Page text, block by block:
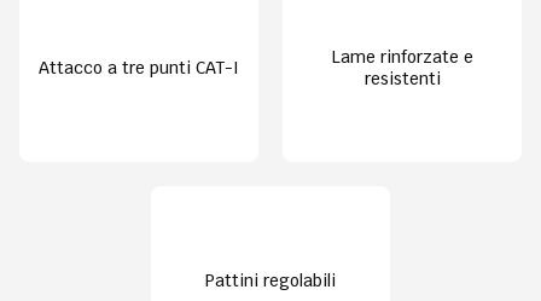
Attacco a tre punti CAT-I
Lame rinforzate e
resistenti
Pattini regolabili